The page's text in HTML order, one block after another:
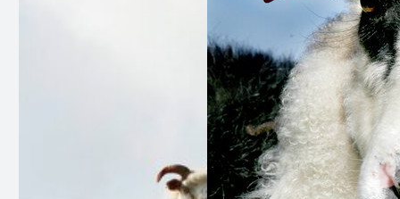
sauerasane i Noreg og ein direkte etterkomar av
den opphavlege norske og europeiske landsauen.
Denne sauen har vore ein del av norsk jordbruk i
fleire hundreår og var den dominerande
sauerasen i Noreg fram til slutten av 1800-talet.
Sauene er små og lette, men robuste og tilpassa
dei tøffe forholda langs kysten. Dei kan beite ute